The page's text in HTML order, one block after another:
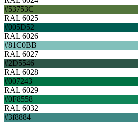
#53753C
RAL 6025
#005D52
RAL 6026
#81C0BB
RAL 6027
#2D5546
RAL 6028
#007243
RAL 6029
#0F8558
RAL 6032
#3f8884